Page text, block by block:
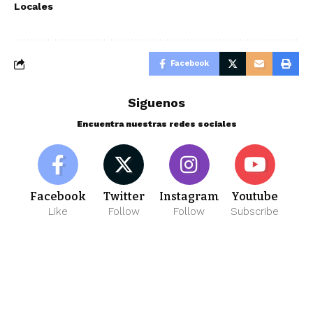
Locales
Facebook
Siguenos
Encuentra nuestras redes sociales
Facebook
Like
Twitter
Follow
Instagram
Follow
Youtube
Subscribe